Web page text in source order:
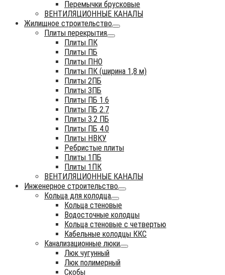
Перемычки брусковые
ВЕНТИЛЯЦИОННЫЕ КАНАЛЫ
Жилищное строительство
Плиты перекрытия
Плиты ПК
Плиты ПБ
Плиты ПНО
Плиты ПК (ширина 1,8 м)
Плиты 2ПБ
Плиты 3ПБ
Плиты ПБ 1.6
Плиты ПБ 2.7
Плиты 3.2 ПБ
Плиты ПБ 4.0
Плиты НВКУ
Ребристые плиты
Плиты 1ПБ
Плиты 1ПК
ВЕНТИЛЯЦИОННЫЕ КАНАЛЫ
Инженерное строительство
Кольца для колодца
Кольца стеновые
Водосточные колодцы
Кольца стеновые с четвертью
Кабельные колодцы ККС
Канализационные люки
Люк чугунный
Люк полимерный
Скобы